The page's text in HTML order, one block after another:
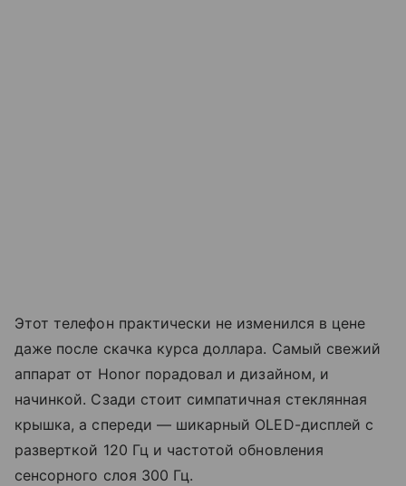
Этот телефон практически не изменился в цене
даже после скачка курса доллара. Самый свежий
аппарат от Honor порадовал и дизайном, и
начинкой. Сзади стоит симпатичная стеклянная
крышка, а спереди — шикарный OLED-дисплей с
разверткой 120 Гц и частотой обновления
сенсорного слоя 300 Гц.